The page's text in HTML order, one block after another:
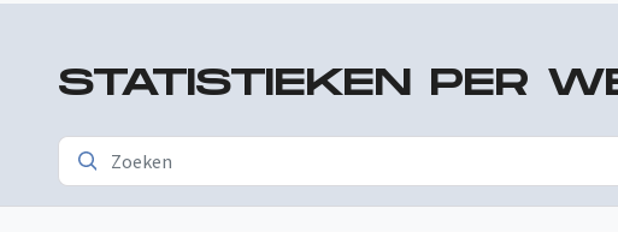
STATISTIEKEN PER